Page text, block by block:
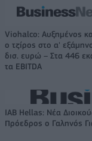
Viohalco: Αυξημένος
ο τζίρος στο α'
δισ. ευρώ – Στα 446
τα EBITDA
IAB Hellas: Νέα
Πρόεδρος ο Γαληνός